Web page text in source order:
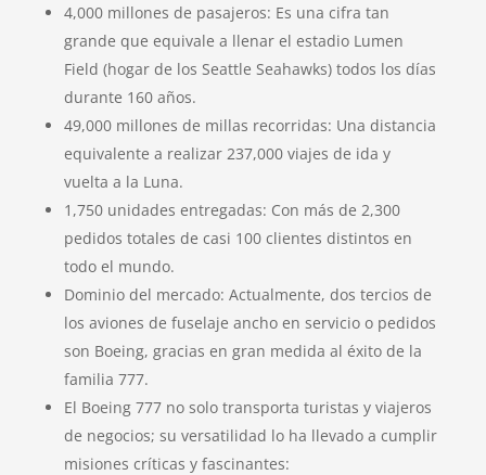
4,000 millones de pasajeros: Es una cifra tan
grande que equivale a llenar el estadio Lumen
Field (hogar de los Seattle Seahawks) todos los días
durante 160 años.
49,000 millones de millas recorridas: Una distancia
equivalente a realizar 237,000 viajes de ida y
vuelta a la Luna.
1,750 unidades entregadas: Con más de 2,300
pedidos totales de casi 100 clientes distintos en
todo el mundo.
Dominio del mercado: Actualmente, dos tercios de
los aviones de fuselaje ancho en servicio o pedidos
son Boeing, gracias en gran medida al éxito de la
familia 777.
El Boeing 777 no solo transporta turistas y viajeros
de negocios; su versatilidad lo ha llevado a cumplir
misiones críticas y fascinantes: